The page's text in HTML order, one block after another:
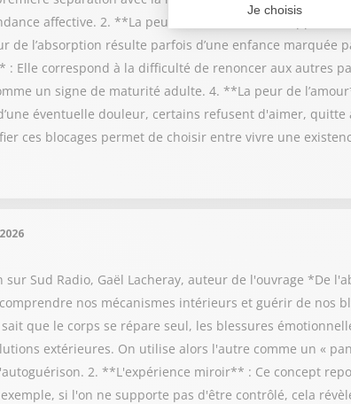
affective. 2. **La peur de la fusion** : À l’opposé,
de l’absorption résulte parfois d’une enfance
: Elle correspond à la difficulté de renoncer aux autres
un signe de maturité adulte. 4. **La peur de
éventuelle douleur, certains refusent d'aimer,
ces blocages permet de choisir entre vivre une
sur Sud Radio, Gaël Lacheray, auteur de l'ouvrage *De
nos mécanismes intérieurs et guérir de nos
que le corps se répare seul, les blessures
extérieures. On utilise alors l'autre comme un «
2. **L'expérience miroir** : Ce concept
si l'on ne supporte pas d'être contrôlé, cela